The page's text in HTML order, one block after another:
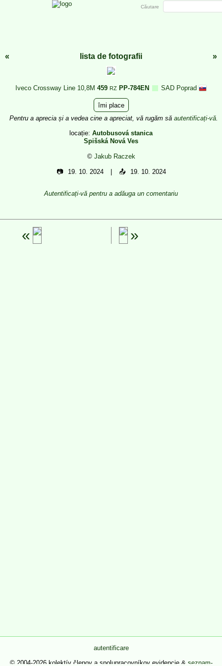
« lista de fotografii »
Iveco Crossway Line 10,8M 459 RZ PP-784EN SAD Poprad
îmi place
Pentru a aprecia și a vedea cine a apreciat, vă rugăm să autentificați-vă.
locație: Autobusová stanica
Spišská Nová Ves
© Jakub Raczek
📷 19. 10. 2024 📤 19. 10. 2024
Autentificați-vă pentru a adăuga un comentariu
Căutare
autentificare
© 2004-2026 kolektív členov a spolupracovníkov evidencie & seznam-